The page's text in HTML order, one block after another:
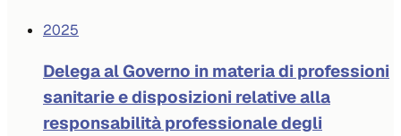
2025
Delega al Governo in materia di professioni
sanitarie e disposizioni relative alla
responsabilità professionale degli